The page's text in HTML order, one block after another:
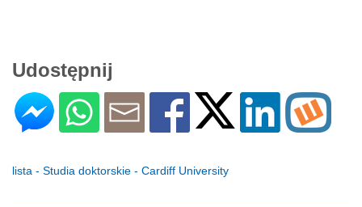
Udostępnij
lista - Studia doktorskie - Cardiff University